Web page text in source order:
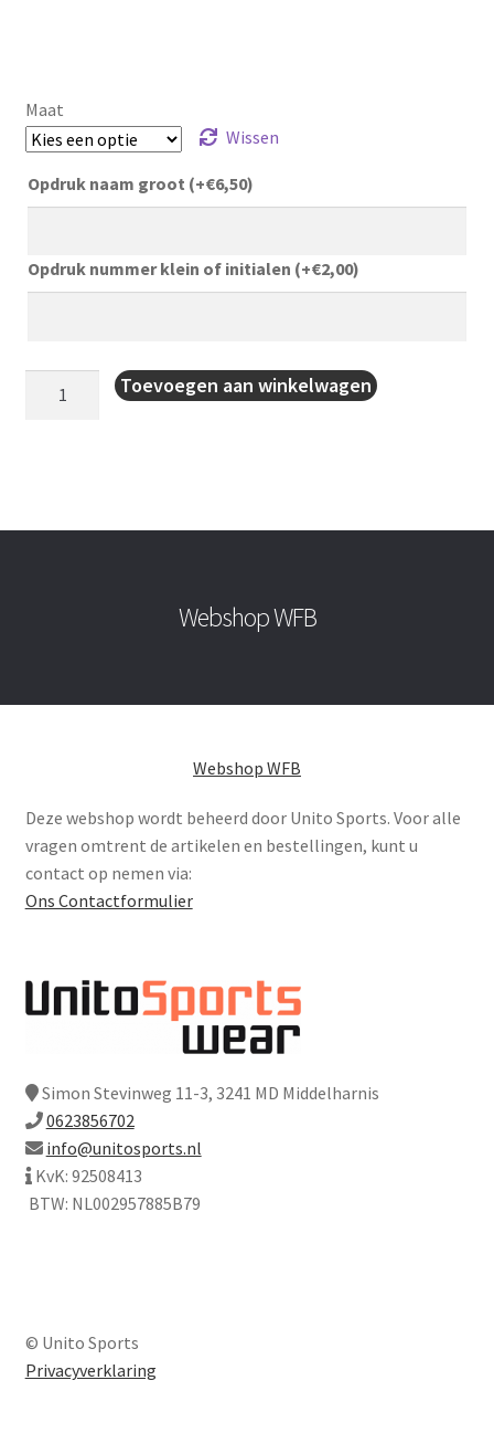
Maat
Wissen
Opdruk naam groot (+€6,50)
Opdruk nummer klein of initialen (+€2,00)
Toevoegen aan winkelwagen
Webshop WFB
Webshop WFB
Deze webshop wordt beheerd door Unito Sports. Voor alle
vragen omtrent de artikelen en bestellingen, kunt u
contact op nemen via:
Ons Contactformulier
Simon Stevinweg 11-3, 3241 MD Middelharnis
0623856702
info@unitosports.nl
KvK: 92508413
BTW: NL002957885B79
© Unito Sports
Privacyverklaring